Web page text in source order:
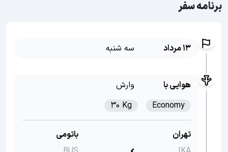
برنامه سفر
13 مرداد سه شنبه
هوایی با
وارش
Economy
30 Kg
تهران
باتومی